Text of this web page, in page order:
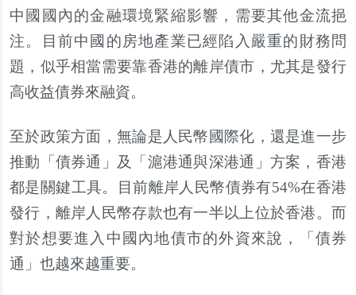
中國國內的金融環境緊縮影響，需要其他金流挹
注。目前中國的房地產業已經陷入嚴重的財務問
題，似乎相當需要靠香港的離岸債市，尤其是發行
高收益債券來融資。
至於政策方面，無論是人民幣國際化，還是進一步
推動「債券通」及「滬港通與深港通」方案，香港
都是關鍵工具。目前離岸人民幣債券有54%在香港
發行，離岸人民幣存款也有一半以上位於香港。而
對於想要進入中國內地債市的外資來說，「債券
通」也越來越重要。